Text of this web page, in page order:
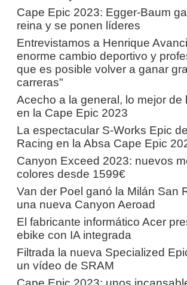
Cape Epic 2023: Egger-Baum
reina y se ponen líderes
Entrevistamos a Henrique
enorme cambio deportivo y
que es posible volver a ganar
carreras"
Acecho a la general, lo mejor de
en la Cape Epic 2023
La espectacular S-Works Epic
Racing en la Absa Cape Epic
Canyon Exceed 2023: nuevos
colores desde 1599€
Van der Poel ganó la Milán San
una nueva Canyon Aeroad
El fabricante informático Acer
ebike con IA integrada
Filtrada la nueva Specialized
un vídeo de SRAM